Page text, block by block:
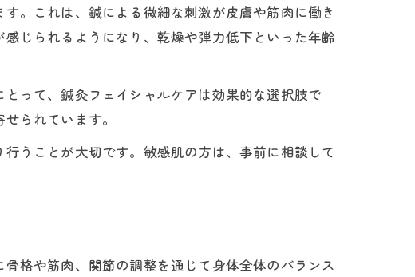
。これは、鍼による微細な刺激が皮膚や筋肉に働き
じられるようになり、乾燥や弾力低下といった年齢
って、鍼灸フェイシャルケアは効果的な選択肢で
られています。
うことが大切です。敏感肌の方は、事前に相談して
格や筋肉、関節の調整を通じて身体全体のバランス